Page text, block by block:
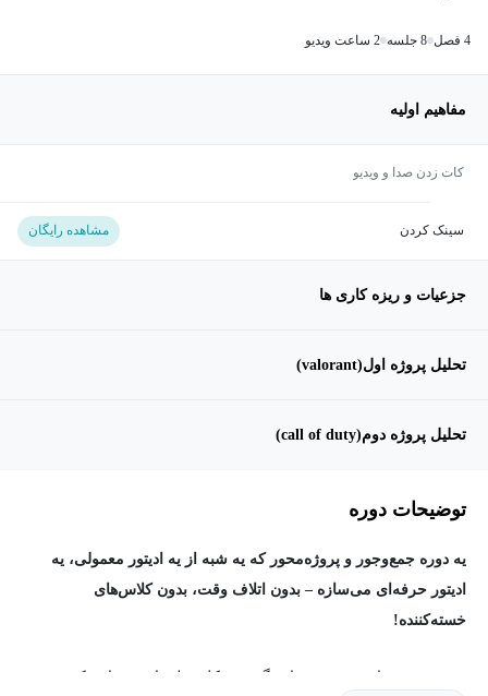
4 فصل 8 جلسه 2 ساعت ویدیو
مفاهیم اولیه
کات زدن صدا و ویدیو
سینک کردن مشاهده رایگان
جزعیات و ریزه کاری ها
تحلیل پروژه اول(valorant)
تحلیل پروژه دوم(call of duty)
توضیحات دوره
یه دوره جمع‌وجور و پروژه‌محور که یه شبه از یه ادیتور معمولی، یه
ادیتور حرفه‌ای می‌سازه – بدون اتلاف وقت، بدون کلاس‌های
خسته‌کننده!
دوست من، راستش رو بخوام بگم، مشکل خیلی از بچه‌هایی که